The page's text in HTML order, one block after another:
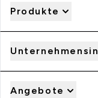
Produkte
Angebote